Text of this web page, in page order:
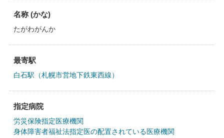
名称 (かな)
たがわがんか
最寄駅
白石駅（札幌市営地下鉄東西線）
指定病院
労災保険指定医療機関
身体障害者福祉法指定医の配置されている医療機関